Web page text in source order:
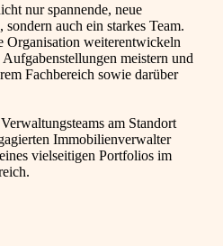
nur spannende, neue
auch ein starkes Team.
Organisation weiterentwickeln
meistern und
Fachbereich sowie darüber
am Standort
Immobilienverwalter
vielseitigen Portfolios im